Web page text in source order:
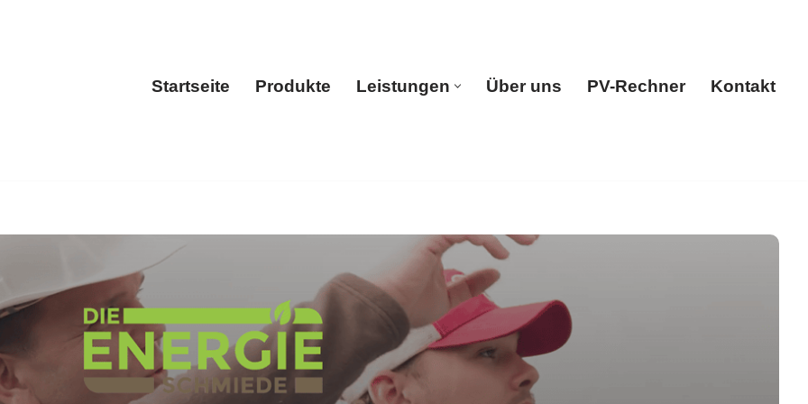
Startseite Produkte Leistungen Über uns PV-Rechner Kontakt